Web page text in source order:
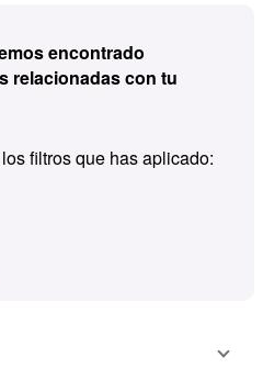
encontrado
relacionadas con tu
filtros que has aplicado: